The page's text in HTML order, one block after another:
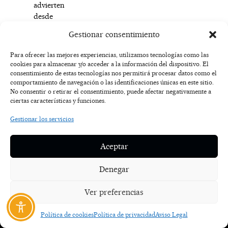
Gestionar consentimiento
Para ofrecer las mejores experiencias, utilizamos tecnologías como las
cookies para almacenar y/o acceder a la información del dispositivo. El
consentimiento de estas tecnologías nos permitirá procesar datos como el
comportamiento de navegación o las identificaciones únicas en este sitio.
No consentir o retirar el consentimiento, puede afectar negativamente a
ciertas características y funciones.
Gestionar los servicios
Aceptar
Denegar
Ver preferencias
Política de cookiesPolítica de privacidadAviso Legal
advierten
desde
F
a
c
e
f
I
n
s
t
X
-
t
w
Y
o
u
t
T
i
k
t
AVISO
POLÍTICA DE
CONTACTO